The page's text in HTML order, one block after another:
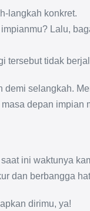
langkah konkret.
Lalu,
tersebut tidak
selangkah.
depan impian
ini waktunya
dan berbangga
dirimu, ya!